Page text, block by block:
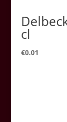
cl
€0.01